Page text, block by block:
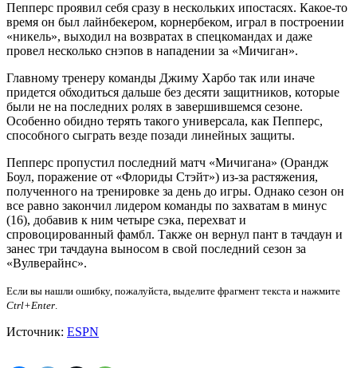
Пепперс проявил себя сразу в нескольких ипостасях. Какое-то
время он был лайнбекером, корнербеком, играл в построении
«никель», выходил на возвратах в спецкомандах и даже
провел несколько снэпов в нападении за «Мичиган».
Главному тренеру команды Джиму Харбо так или иначе
придется обходиться дальше без десяти защитников, которые
были не на последних ролях в завершившемся сезоне.
Особенно обидно терять такого универсала, как Пепперс,
способного сыграть везде позади линейных защиты.
Пепперс пропустил последний матч «Мичигана» (Орандж
Боул, поражение от «Флориды Стэйт») из-за растяжения,
полученного на тренировке за день до игры. Однако сезон он
все равно закончил лидером команды по захватам в минус
(16), добавив к ним четыре сэка, перехват и
спровоцированный фамбл. Также он вернул пант в тачдаун и
занес три тачдауна выносом в свой последний сезон за
«Вулверайнс».
Если вы нашли ошибку, пожалуйста, выделите фрагмент текста и нажмите
Ctrl+Enter.
Источник: ESPN